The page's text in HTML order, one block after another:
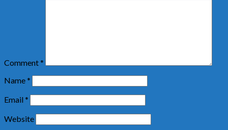
Comment*
Name*
Email*
Website